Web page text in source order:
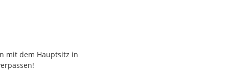
mit dem Hauptsitz in